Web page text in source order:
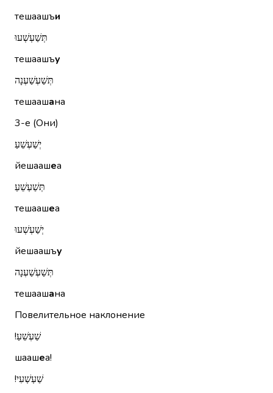
тешаашъи
תְּשַׁעְשְׁעוּ
тешаашъу
תְּשַׁעְשַׁעְנָה
тешаашана
3-е (Они)
יְשַׁעְשֵׁעַ
йешаашеа
תְּשַׁעְשֵׁעַ
тешаашеа
יְשַׁעְשְׁעוּ
йешаашъу
תְּשַׁעְשַׁעְנָה
тешаашана
Повелительное наклонение
שַׁעְשֵׁעַ!‏
шаашеа!
שַׁעְשְׁעִי!‏